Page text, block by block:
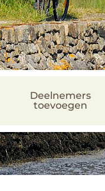
Deelnemers
toevoegen